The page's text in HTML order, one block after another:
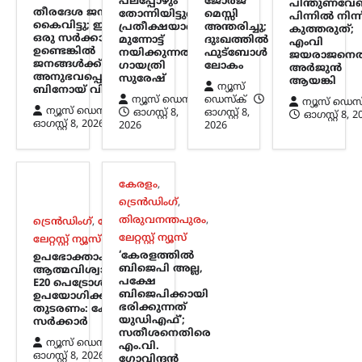
പ്രശ്നങ്ങൾ പരിഗണിക്കാൻ സമയം
കണ്ടെത്താത്ത പ്രധാനമന്ത്രി, പാർട്ടി
വിട്ട്…
കേരളം,വാർത്തകൾ
പിന്തുണവേണ്ട, പിന്നില്‍
നിന്ന് കുത്തരുത്; എംവി
ന്യൂസ് ഡെസ്ക്
പൊലീസിനെ ഭീഷണിപ്പെടുത്തിയ
കേസിൽ ഒളിവിൽ കഴിയുന്ന അർജുൻ
ആയങ്കിയെ കണ്ടെത്താനുള്ള
അന്വേഷണം ശക്തമാക്കി പൊലീസ്.
കേസുമായി ബന്ധപ്പെട്ട് ഒളിവിൽ
കഴിയാൻ സഹായം നൽകിയ അഞ്ച്
പേരെ പൊലീസ്…
ട്രെൻഡിംഗ്,ദേശീയം
ഉപഭോക്താക്കൾ
തീരദേശ ജനങ്ങളെ
കൈവിട്ടു; ഇവിടെ
ഒരു സര്‍ക്കാര്‍
ഉണ്ടെങ്കില്‍
ജനങ്ങള്‍ക്ക് അത്
അനുഭവപ്പെടുന്നില്ല:
ബിനോയ് വിശ്വം
ന്യൂസ് ഡെസ്ക്
ഓഗസ്റ്റ്‌ 8, 2026
തോന്നിയിട്ടുണ്ട്;
പ്രതീക്ഷയാണ്
മുന്നോട്ട്
നയിക്കുന്നത്:
ഗായത്രി
സുരേഷ്
ന്യൂസ് ഡെസ്ക്
ഓഗസ്റ്റ്‌ 8,
2026
മെസ്സി
അന്തരിച്ചു;
ദുഃഖത്തിൽ
ഫുട്ബോൾ
ലോകം
ന്യൂസ്
ഡെസ്ക്
ഓഗസ്റ്റ്‌ 8,
2026
പിന്നില്‍
കുത്തരുത്;
എംവി
അര്‍ജുന്‍
ആയങ്കി
ന്യൂസ്
ഓഗസ്റ്റ്‌ 8,
ട്രെൻഡിംഗ്, ദേശീയം,
ലേറ്റസ്റ്റ് ന്യൂസ്
ഉപഭോക്താക്കൾ
ആത്മവിശ്വാസത്തോടെ
E20 പെട്രോൾ
ഉപയോഗിക്കുന്നത്
തുടരണം: കേന്ദ്ര
സർക്കാർ
ന്യൂസ് ഡെസ്ക്
ഓഗസ്റ്റ്‌ 8, 2026
കേരളം,
ട്രെൻഡിംഗ്,
തിരുവനന്തപുരം,
ലേറ്റസ്റ്റ് ന്യൂസ്
‘കേരളത്തിൽ
ബിജെപി അല്ല,
പക്ഷേ
ബിജെപിക്കായി
ഭരിക്കുന്നത്
യുഡിഎഫ്’;
സതീശനെതിരെ
എം.വി.